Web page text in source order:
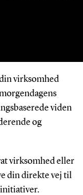
virksomhed
viden
og
virksomhed eller
din direkte vej til
initiativer.